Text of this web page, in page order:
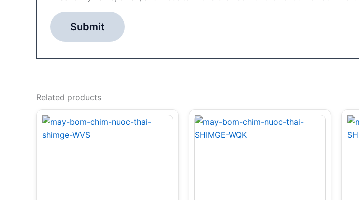
Related products